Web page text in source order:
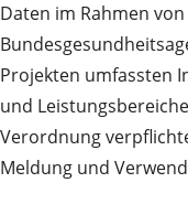
Daten im Rahmen
Projekten umfassten
und
Verordnung
Meldung und